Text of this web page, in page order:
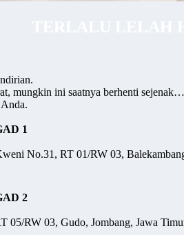
mungkin ini saatnya berhenti
1
No.31, RT 01/RW 03,
2
05/RW 03, Gudo, Jombang, Jawa